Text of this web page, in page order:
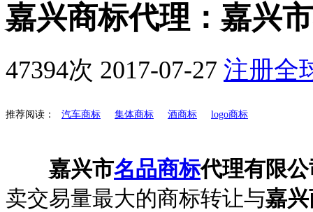
嘉兴商标代理：嘉兴
47394次 2017-07-27 注册全
推荐阅读： 汽车商标 集体商标 酒商标 logo商标
嘉兴市名品商标代理有限
卖交易量最大的商标转让与嘉